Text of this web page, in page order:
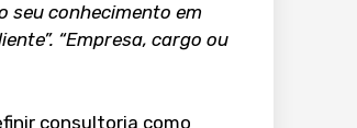
seu conhecimento em
“Empresa, cargo ou
consultoria como